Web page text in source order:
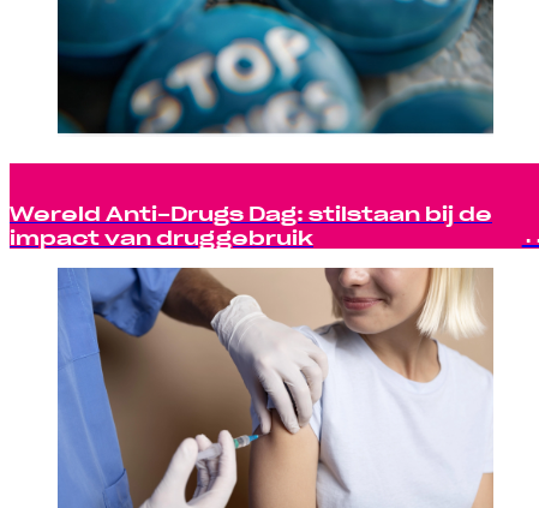
Wereld Anti-Drugs Dag: stilstaan bij de
impact van druggebruik